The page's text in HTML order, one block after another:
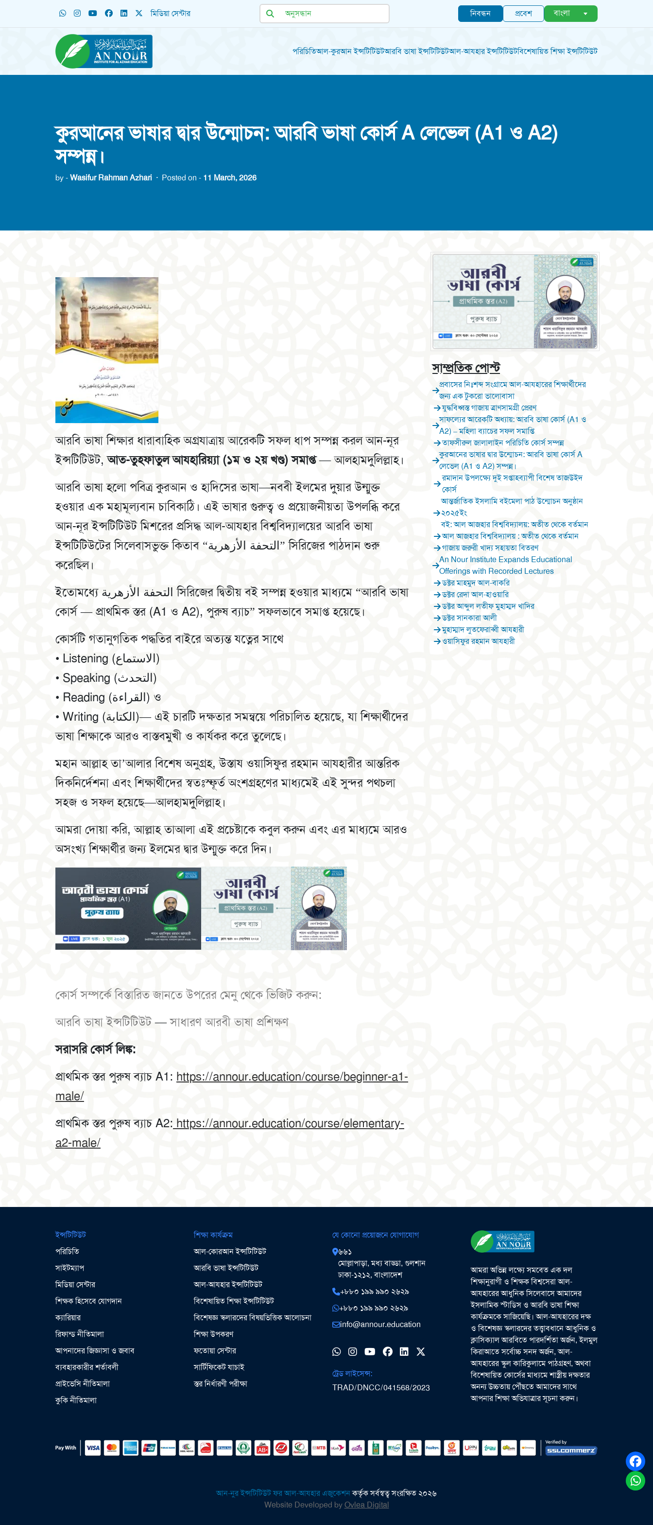
মিডিয়া সেন্টার নিবন্ধন প্রবেশ বাংলা
পরিচিতিআল-কুরআন ইন্সটিটিউটআরবি ভাষা ইন্সটিটিউটআল-আযহার ইন্সটিটিউটবিশেষায়িত শিক্ষা ইন্সটিটিউট
কুরআনের ভাষার দ্বার উন্মোচন: আরবি ভাষা কোর্স A লেভেল (A1 ও A2)
সম্পন্ন।
by -Wasifur Rahman Azhari · Posted on - 11 March, 2026
আরবি ভাষা শিক্ষার ধারাবাহিক অগ্রযাত্রায় আরেকটি সফল ধাপ সম্পন্ন করল আন-নূর
ইন্সটিটিউট,আত-তুহফাতুল আযহারিয়্যা (১ম ও ২য় খণ্ড) সমাপ্ত— আলহামদুলিল্লাহ।
আরবি ভাষা হলো পবিত্র কুরআন ও হাদিসের ভাষা—নববী ইলমের দুয়ার উন্মুক্ত
হওয়ার এক মহামূল্যবান চাবিকাঠি। এই ভাষার গুরুত্ব ও প্রয়োজনীয়তা উপলব্ধি করে
আন-নূর ইন্সটিটিউট মিশরের প্রসিদ্ধ আল-আযহার বিশ্ববিদ্যালয়ের আরবি ভাষা
ইন্সটিটিউটের সিলেবাসভুক্ত কিতাব “التحفة الأزهرية” সিরিজের পাঠদান শুরু
করেছিল।
ইতোমধ্যে التحفة الأزهرية সিরিজের দ্বিতীয় বই সম্পন্ন হওয়ার মাধ্যমে “আরবি ভাষা
কোর্স — প্রাথমিক স্তর (A1 ও A2), পুরুষ ব্যাচ” সফলভাবে সমাপ্ত হয়েছে।
কোর্সটি গতানুগতিক পদ্ধতির বাইরে অত্যন্ত যত্নের সাথে
•⁠ ⁠Listening (الاستماع)
•⁠ ⁠Speaking (التحدث)
•⁠ ⁠⁠Reading (القراءة) ও
•⁠ ⁠⁠Writing (الكتابة)— এই চারটি দক্ষতার সমন্বয়ে পরিচালিত হয়েছে, যা শিক্ষার্থীদের
ভাষা শিক্ষাকে আরও বাস্তবমুখী ও কার্যকর করে তুলেছে।
মহান আল্লাহ তা’আলার বিশেষ অনুগ্রহ, উস্তায ওয়াসিফুর রহমান আযহারীর আন্তরিক
দিকনির্দেশনা এবং শিক্ষার্থীদের স্বতঃস্ফূর্ত অংশগ্রহণের মাধ্যমেই এই সুন্দর পথচলা
সহজ ও সফল হয়েছে—আলহামদুলিল্লাহ।
আমরা দোয়া করি, আল্লাহ তাআলা এই প্রচেষ্টাকে কবুল করুন এবং এর মাধ্যমে আরও
অসংখ্য শিক্ষার্থীর জন্য ইলমের দ্বার উন্মুক্ত করে দিন।
কোর্স সম্পর্কে বিস্তারিত জানতে উপরের মেনু থেকে ভিজিট করুন:
আরবি ভাষা ইন্সটিটিউট—সাধারণ আরবী ভাষা প্রশিক্ষণ
সরাসরি কোর্স লিঙ্ক:
প্রাথমিক স্তর পুরুষ ব্যাচ A1: https://annour.education/course/beginner-a1-
male/
প্রাথমিক স্তর পুরুষ ব্যাচ A2: https://annour.education/course/elementary-
a2-male/
সাম্প্রতিক পোস্ট
প্রবাসের নিঃশব্দ সংগ্রামে আল-আযহারের শিক্ষার্থীদের
জন্য এক টুকরো ভালোবাসা
যুদ্ধবিধ্বস্ত গাজায় ত্রাণসামগ্রী প্রেরণ
সাফল্যের আরেকটি অধ্যায়: আরবি ভাষা কোর্স (A1 ও
A2) – মহিলা ব্যাচের সফল সমাপ্তি
তাফসীরুল জালালাইন পরিচিতি কোর্স সম্পন্ন
কুরআনের ভাষার দ্বার উন্মোচন: আরবি ভাষা কোর্স A
লেভেল (A1 ও A2) সম্পন্ন।
রমাদান উপলক্ষ্যে দুই সপ্তাহব্যাপী বিশেষ তাজউইদ
কোর্স
আন্তর্জাতিক ইসলামি বইমেলা পাঠ উন্মোচন অনুষ্ঠান
২০২৫ইং
বই: আল আজহার বিশ্ববিদ্যালয়: অতীত থেকে বর্তমান
আল আজহার বিশ্ববিদ্যালয় : অতীত থেকে বর্তমান
গাজায় জরুরী খাদ্য সহায়তা বিতরণ
An Nour Institute Expands Educational
Offerings with Recorded Lectures
ডক্টর মাহমুদ আল-বাকরি
ডক্টর রেদা আল-হাওয়ারি
ডক্টর আব্দুল লতীফ মুহাম্মদ খাদির
ডক্টর সানকারা আলী
মুহাম্মাদ লুতফেরাব্বী আযহারী
ওয়াসিফুর রহমান আযহারী
ইন্সটিটিউট
পরিচিতি
সাইটম্যাপ
মিডিয়া সেন্টার
শিক্ষক হিসেবে যোগদান
ক্যারিয়ার
রিফান্ড নীতিমালা
আপনাদের জিজ্ঞাসা ও জবাব
ব্যবহারকারীর শর্তাবলী
প্রাইভেসি নীতিমালা
কুকি নীতিমালা
শিক্ষা কার্যক্রম
আল-কোরআন ইন্সটিটিউট
আরবি ভাষা ইন্সটিটিউট
আল-আযহার ইন্সটিটিউট
বিশেষায়িত শিক্ষা ইন্সটিটিউট
বিশেষজ্ঞ স্কলারদের বিষয়ভিত্তিক আলোচনা
শিক্ষা উপকরণ
ফতোয়া সেন্টার
সার্টিফিকেট যাচাই
স্তর নির্ধারণী পরীক্ষা
যে কোনো প্রয়োজনে যোগাযোগ
৬৬১
মোল্লাপাড়া, মধ্য বাড্ডা, গুলশান
ঢাকা-১২১২, বাংলাদেশ
+৮৮০ ১৯৯ ৯৯০ ২৬২৯
+৮৮০ ১৯৯ ৯৯০ ২৬২৯
info@annour.education
ট্রেড লাইসেন্স:
TRAD/DNCC/041568/2023
আমরা অভিন্ন লক্ষ্যে সমবেত এক দল
শিক্ষানুরাগী ও শিক্ষক বিশ্বসেরা আল-
আযহারের আধুনিক সিলেবাসে আমাদের
ইসলামিক স্টাডিস ও আরবি ভাষা শিক্ষা
কার্যক্রমকে সাজিয়েছি। আল-আযহারের দক্ষ
ও বিশেষজ্ঞ স্কলারদের তত্ত্বাবধানে আধুনিক ও
ক্লাসিক্যাল আরবিতে পারদর্শিতা অর্জন, ইলমুল
কিরাআতে সর্বোচ্চ সনদ অর্জন, আল-
আযহারের স্কুল কারিকুলামে পাঠগ্রহণ, অথবা
বিশেষায়িত কোর্সের মাধ্যমে শাস্ত্রীয় দক্ষতার
অনন্য উচ্চতায় পৌঁছতে আমাদের সাথে
আপনার শিক্ষা অভিযাত্রার সূচনা করুন।
আন-নুর ইন্সটিটিউট ফর আল-আযহার এজুকেশনকর্তৃক সর্বস্বত্ব সংরক্ষিত ২০২৬
Website Developed byOvlea Digital